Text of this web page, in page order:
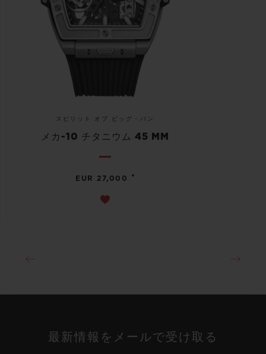
スピリット オブ ビッグ・バン
メカ-10 チタニウム 45 MM
EUR 27,000 •
最新情報をメールで受け取る